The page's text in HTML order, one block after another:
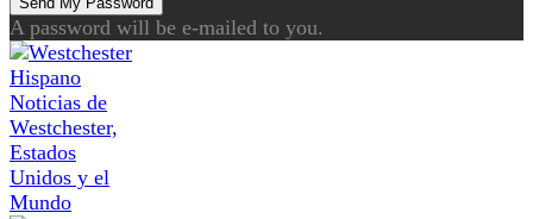
A password will be e-mailed to you.
Noticias de
Westchester,
Estados
Unidos y el
Mundo